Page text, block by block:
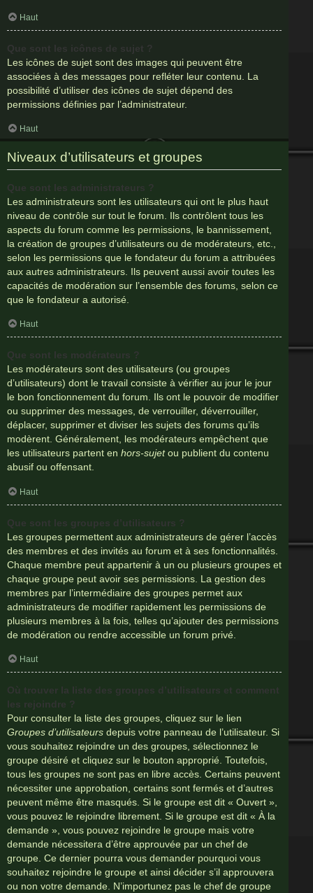
Haut
Les icônes de sujet sont des images qui peuvent être
associées à des messages pour refléter leur contenu. La
possibilité d’utiliser des icônes de sujet dépend des
permissions définies par l’administrateur.
Haut
Niveaux d’utilisateurs et groupes
Que sont les administrateurs ?
Les administrateurs sont les utilisateurs qui ont le plus haut
niveau de contrôle sur tout le forum. Ils contrôlent tous les
aspects du forum comme les permissions, le bannissement,
la création de groupes d’utilisateurs ou de modérateurs, etc.,
selon les permissions que le fondateur du forum a attribuées
aux autres administrateurs. Ils peuvent aussi avoir toutes les
capacités de modération sur l’ensemble des forums, selon ce
que le fondateur a autorisé.
Haut
Que sont les modérateurs ?
Les modérateurs sont des utilisateurs (ou groupes
d’utilisateurs) dont le travail consiste à vérifier au jour le jour
le bon fonctionnement du forum. Ils ont le pouvoir de modifier
ou supprimer des messages, de verrouiller, déverrouiller,
déplacer, supprimer et diviser les sujets des forums qu’ils
modèrent. Généralement, les modérateurs empêchent que
les utilisateurs partent en hors-sujetou publient du contenu
abusif ou offensant.
Haut
Que sont les groupes d’utilisateurs ?
Les groupes permettent aux administrateurs de gérer l’accès
des membres et des invités au forum et à ses fonctionnalités.
Chaque membre peut appartenir à un ou plusieurs groupes et
chaque groupe peut avoir ses permissions. La gestion des
membres par l’intermédiaire des groupes permet aux
administrateurs de modifier rapidement les permissions de
plusieurs membres à la fois, telles qu’ajouter des permissions
de modération ou rendre accessible un forum privé.
Haut
Où trouver la liste des groupes d’utilisateurs et comment
les rejoindre ?
Pour consulter la liste des groupes, cliquez sur le lien
Groupes d’utilisateurs depuis votre panneau de l’utilisateur. Si
vous souhaitez rejoindre un des groupes, sélectionnez le
groupe désiré et cliquez sur le bouton approprié. Toutefois,
tous les groupes ne sont pas en libre accès. Certains peuvent
nécessiter une approbation, certains sont fermés et d’autres
peuvent même être masqués. Si le groupe est dit « Ouvert »,
vous pouvez le rejoindre librement. Si le groupe est dit « À la
demande », vous pouvez rejoindre le groupe mais votre
demande nécessitera d’être approuvée par un chef de
groupe. Ce dernier pourra vous demander pourquoi vous
souhaitez rejoindre le groupe et ainsi décider s’il approuvera
ou non votre demande. N’importunez pas le chef de groupe